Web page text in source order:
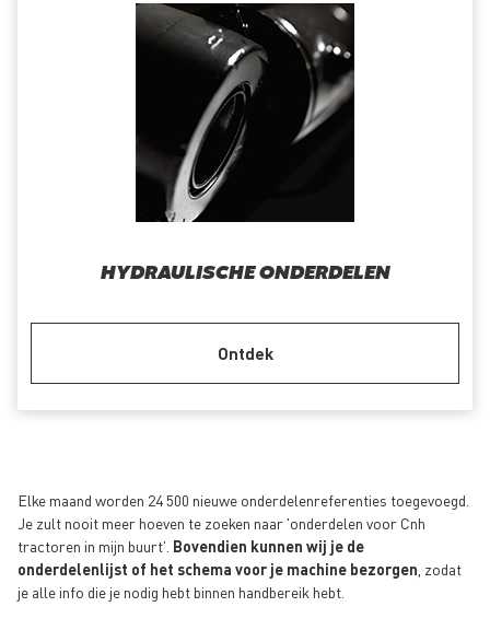
HYDRAULISCHE ONDERDELEN
Ontdek
Elke maand worden 24 500 nieuwe onderdelenreferenties toegevoegd.
Je zult nooit meer hoeven te zoeken naar 'onderdelen voor Cnh
tractoren in mijn buurt'. Bovendien kunnen wij je de
onderdelenlijst of het schema voor je machine bezorgen , zodat
je alle info die je nodig hebt binnen handbereik hebt.